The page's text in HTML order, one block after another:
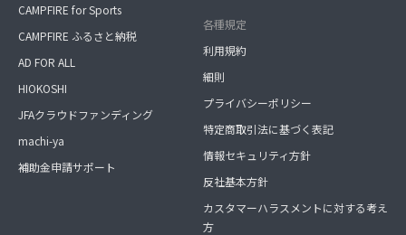
CAMPFIRE for Sports
CAMPFIRE ふるさと納税
AD FOR ALL
HIOKOSHI
JFAクラウドファンディング
machi-ya
補助金申請サポート
各種規定
利用規約
細則
プライバシーポリシー
特定商取引法に基づく表記
情報セキュリティ方針
反社基本方針
カスタマーハラスメントに対する考え
方